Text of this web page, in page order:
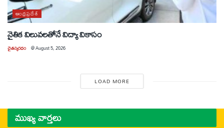
ఆంధ్రప్రదేశ్
నైతిక విలువలతోనే విద్యా వికాసం
చైతన్యరధం @August 5, 2026
LOAD MORE
ముఖ్య వార్తలు